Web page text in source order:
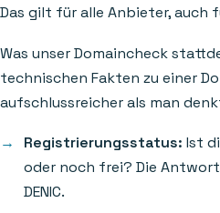
Das gilt für alle Anbieter, auch
Was unser Domaincheck
technischen Fakten zu einer
aufschlussreicher als man
Registrierungsstatus: Ist
oder noch frei? Die
DENIC.